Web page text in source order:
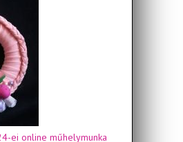
ei online műhelymunka